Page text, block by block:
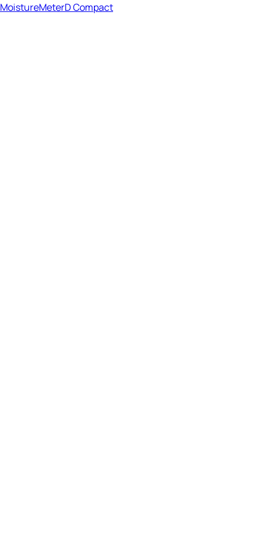
MoistureMeterD Compact